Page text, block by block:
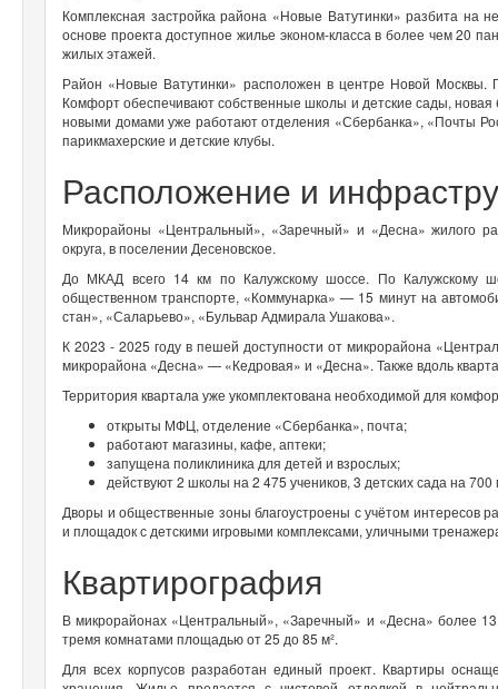
Комплексная застройка района «Новые Ватутинки» разбита
основе проекта доступное жилье эконом-класса в более чем 20
жилых этажей.
Район «Новые Ватутинки» расположен в центре Новой Москвы.
Комфорт обеспечивают собственные школы и детские сады,
новыми домами уже работают отделения «Сбербанка», «Почты
парикмахерские и детские клубы.
Расположение и
Микрорайоны «Центральный», «Заречный» и «Десна» жилого
округа, в поселении Десеновское.
До МКАД всего 14 км по Калужскому шоссе. По Калужскому
общественном транспорте, «Коммунарка» — 15 минут на
стан», «Саларьево», «Бульвар Адмирала Ушакова».
К 2023 - 2025 году в пешей доступности от микрорайона
микрорайона «Десна» — «Кедровая» и «Десна». Также вдоль
Территория квартала уже укомплектована необходимой для
открыты МФЦ, отделение «Сбербанка», почта;
работают магазины, кафе, аптеки;
запущена поликлиника для детей и взрослых;
действуют 2 школы на 2 475 учеников, 3 детских сада на 700
Дворы и общественные зоны благоустроены с учётом интересов
и площадок с детскими игровыми комплексами, уличными
Квартирография
В микрорайонах «Центральный», «Заречный» и «Десна» более
тремя комнатами площадью от 25 до 85 м².
Для всех корпусов разработан единый проект. Квартиры